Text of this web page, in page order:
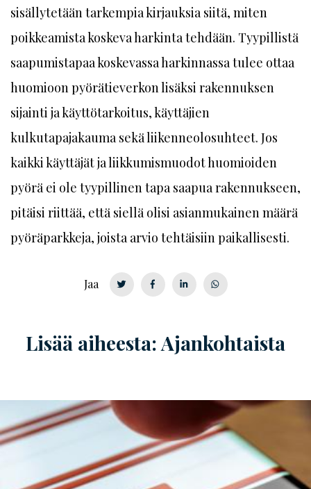
sisällytetään tarkempia kirjauksia siitä, miten
poikkeamista koskeva harkinta tehdään. Tyypillistä
saapumistapaa koskevassa harkinnassa tulee ottaa
huomioon pyörätieverkon lisäksi rakennuksen
sijainti ja käyttötarkoitus, käyttäjien
kulkutapajakauma sekä liikenneolosuhteet. Jos
kaikki käyttäjät ja liikkumismuodot huomioiden
pyörä ei ole tyypillinen tapa saapua rakennukseen,
pitäisi riittää, että siellä olisi asianmukainen määrä
pyöräparkkeja, joista arvio tehtäisiin paikallisesti.
Jaa
Lisää aiheesta: Ajankohtaista